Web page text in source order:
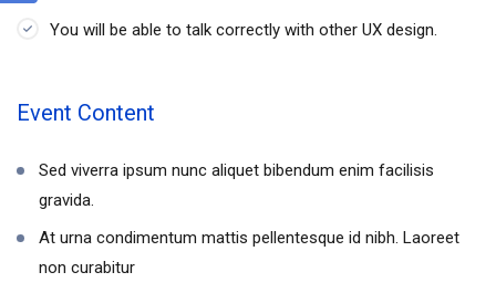
You will be able to talk correctly with other UX design.
Event Content
Sed viverra ipsum nunc aliquet bibendum enim facilisis
gravida.
At urna condimentum mattis pellentesque id nibh. Laoreet
non curabitur